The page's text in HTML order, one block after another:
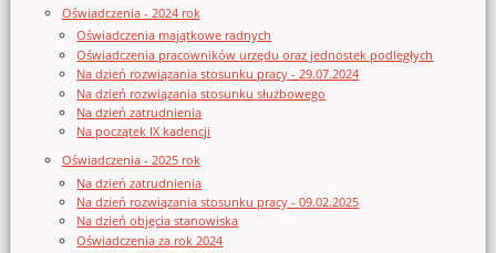
Oświadczenia - 2024 rok
Oświadczenia majątkowe radnych
Oświadczenia pracowników urzędu oraz jednostek podległych
Na dzień rozwiązania stosunku pracy - 29.07.2024
Na dzień rozwiązania stosunku służbowego
Na dzień zatrudnienia
Na początek IX kadencji
Oświadczenia - 2025 rok
Na dzień zatrudnienia
Na dzień rozwiązania stosunku pracy - 09.02.2025
Na dzień objęcia stanowiska
Oświadczenia za rok 2024